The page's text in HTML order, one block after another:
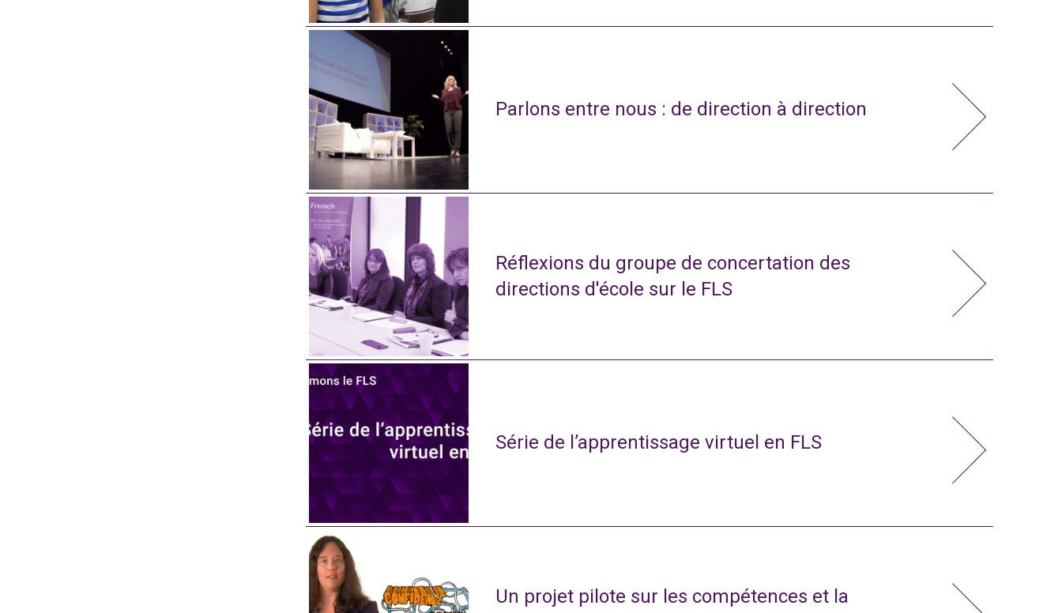
Parlons entre nous : de direction à direction
Réflexions du groupe de concertation des
directions d'école sur le FLS
Série de l’apprentissage virtuel en FLS
Un projet pilote sur les compétences et la